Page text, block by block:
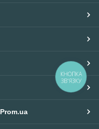
Prom.ua
КНОПКА
ЗВ'ЯЗКУ